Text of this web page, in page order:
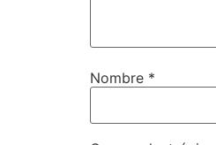
Nombre *